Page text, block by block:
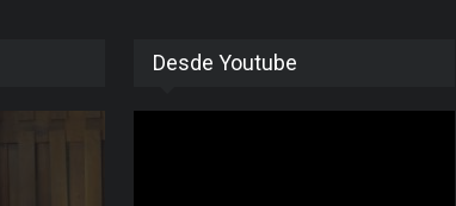
Desde Youtube